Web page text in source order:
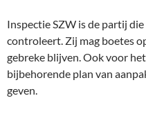
Inspectie SZW is de partij
controleert. Zij mag boetes
gebreke blijven. Ook voor
bijbehorende plan van
geven.